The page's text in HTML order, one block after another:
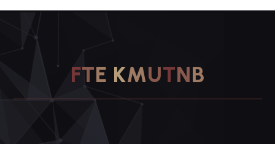
FTE KMUTNB